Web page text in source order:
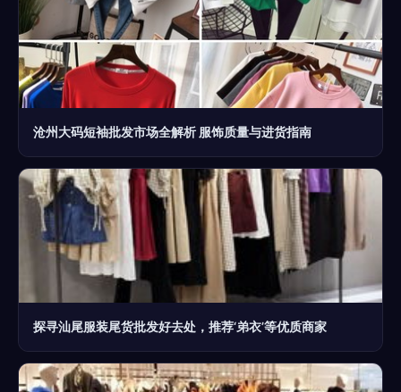
沧州大码短袖批发市场全解析 服饰质量与进货指南
探寻汕尾服装尾货批发好去处，推荐‘弟衣’等优质商家